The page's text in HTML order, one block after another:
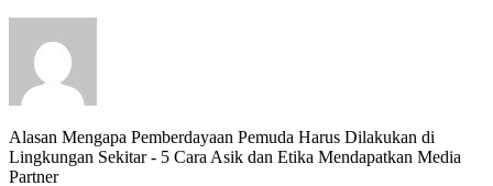
Alasan Mengapa Pemberdayaan Pemuda Harus Dilakukan di
Lingkungan Sekitar- 5 Cara Asik dan Etika Mendapatkan Media
Partner